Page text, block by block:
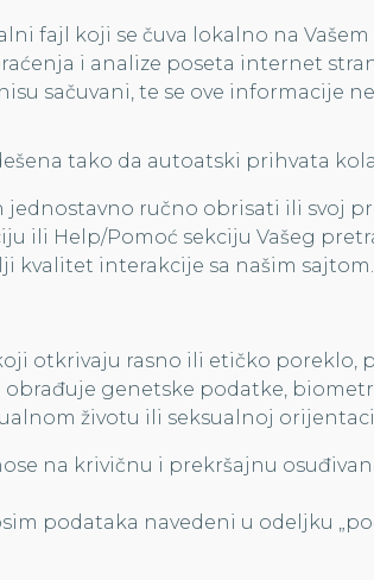
fajl koji se čuva lokalno na
i analize poseta internet
sačuvani, te se ove informacije
tako da autoatski prihvata
ručno obrisati ili svoj
ili Help/Pomoć sekciju Vašeg
kvalitet interakcije sa našim sajtom.
otkrivaju rasno ili etičko poreklo,
genetske podatke,
životu ili seksualnoj
na krivičnu i prekršajnu
podataka navedeni u odeljku